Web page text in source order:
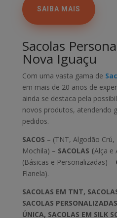
SAIBA MAIS
Sacolas
Nova Iguaçu
Com uma vasta gama de
em mais de 20 anos de
ainda se destaca pela
novos produtos, atendendo
pedidos.
SACOS – (TNT, Algodão
Mochila) – SACOLAS (Alça e
(Básicas e Personalizadas) –
Flanela).
SACOLAS EM TNT,
SACOLAS
ÚNICA, SACOLAS EM SILK